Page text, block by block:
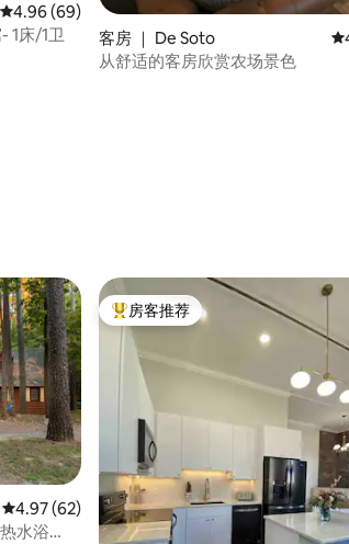
平均评分 4.96 分（满分 5 分），共 69 条评价
4.96 (69)
1床/1卫
客房 ｜ De Soto
从舒适的客房欣赏农场景色
平均评分 4.97 分（满分 5 分），共 62 条评价
4.97 (62)
水浴
热门「房客推荐」
房客推荐